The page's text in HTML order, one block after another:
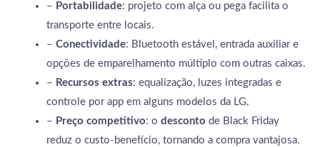
– Portabilidade: projeto com alça ou pega facilita o
transporte entre locais.
– Conectividade: Bluetooth estável, entrada auxiliar e
opções de emparelhamento múltiplo com outras caixas.
– Recursos extras: equalização, luzes integradas e
controle por app em alguns modelos da LG.
– Preço competitivo: o desconto de Black Friday
reduz o custo-benefício, tornando a compra vantajosa.